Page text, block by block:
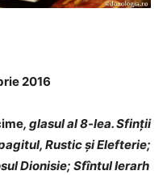
2016
, glasul al 8-lea. Sfinții
Rustic și Elefterie;
Dionisie; Sfîntul Ierarh